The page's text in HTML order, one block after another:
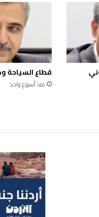
قطاع السياحة
منذ أسبوع واحد